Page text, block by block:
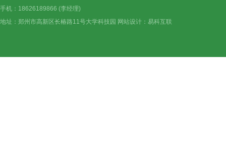
手机：18626189866 (李经理)
地址：郑州市高新区长椿路11号大学科技园 网站设计： 易科互联